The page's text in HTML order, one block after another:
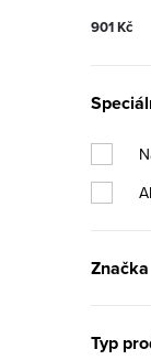
901Kč
Značka
Typ